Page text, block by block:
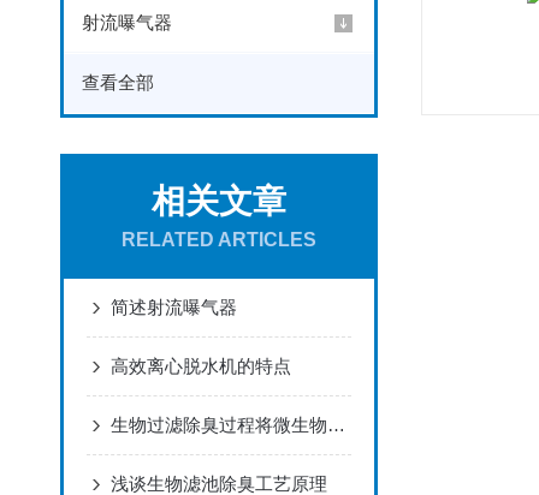
射流曝气器
查看全部
相关文章
RELATED ARTICLES
简述射流曝气器
高效离心脱水机的特点
生物过滤除臭过程将微生物菌群将污染化合物转化成无害物质
浅谈生物滤池除臭工艺原理